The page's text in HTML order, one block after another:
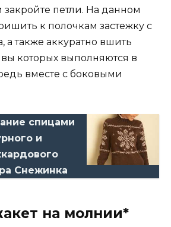
закройте петли. На данном
к полочкам застежку с
а также аккуратно вшить
которых выполняются в
вместе с боковыми
спицами
и
Снежинка
на молнии*